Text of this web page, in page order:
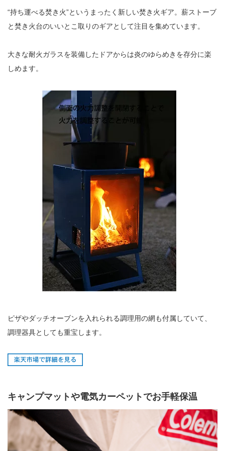
“持ち運べる焚き火”というまったく新しい焚き火ギア。薪ストーブ
と焚き火台のいいとこ取りのギアとして注目を集めています。
大きな耐火ガラスを装備したドアからは炎のゆらめきを存分に楽
しめます。
ピザやダッチオーブンを入れられる調理用の網も付属していて、
調理器具としても重宝します。
キャンプマットや電気カーペットでお手軽保温